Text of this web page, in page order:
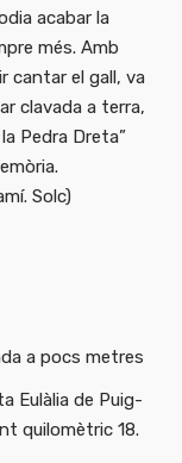
acabar la
més. Amb
cantar el gall, va
clavada a terra,
Pedra Dreta”
Solc)
a pocs metres
Eulàlia de Puig-
quilomètric 18.